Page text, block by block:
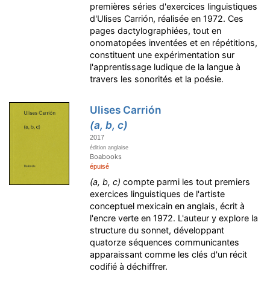
premières séries d'exercices linguistiques
d'Ulises Carrión, réalisée en 1972. Ces
pages dactylographiées, tout en
onomatopées inventées et en répétitions,
constituent une expérimentation sur
l'apprentissage ludique de la langue à
travers les sonorités et la poésie.
Ulises Carrión
(a, b, c)
2017
édition anglaise
Boabooks
épuisé
(a, b, c) compte parmi les tout premiers
exercices linguistiques de l'artiste
conceptuel mexicain en anglais, écrit à
l'encre verte en 1972. L'auteur y explore la
structure du sonnet, développant
quatorze séquences communicantes
apparaissant comme les clés d'un récit
codifié à déchiffrer.